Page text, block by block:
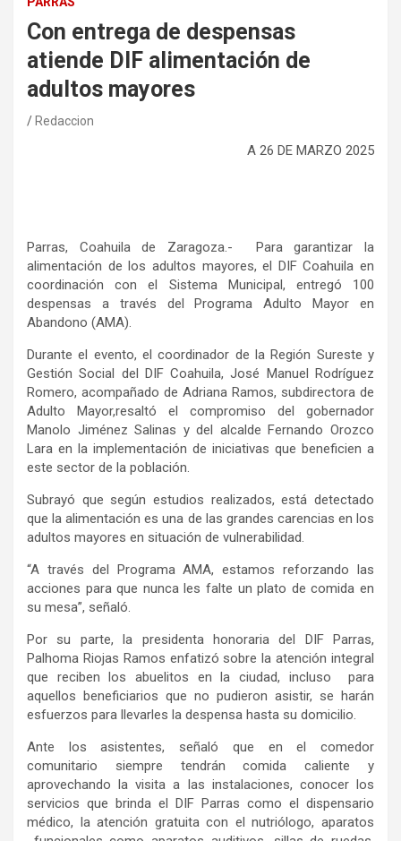
Con entrega de despensas
atiende DIF alimentación de
adultos mayores
Redaccion
A 26 DE MARZO 2025
Parras, Coahuila de Zaragoza.- Para garantizar la
alimentación de los adultos mayores, el DIF Coahuila en
coordinación con el Sistema Municipal, entregó 100
despensas a través del Programa Adulto Mayor en
Abandono (AMA).
Durante el evento, el coordinador de la Región Sureste y
Gestión Social del DIF Coahuila, José Manuel Rodríguez
Romero, acompañado de Adriana Ramos, subdirectora de
Adulto Mayor,resaltó el compromiso del gobernador
Manolo Jiménez Salinas y del alcalde Fernando Orozco
Lara en la implementación de iniciativas que beneficien a
este sector de la población.
Subrayó que según estudios realizados, está detectado
que la alimentación es una de las grandes carencias en los
adultos mayores en situación de vulnerabilidad.
“A través del Programa AMA, estamos reforzando l as
acciones para que nunca les falte un plato de comida en
su mesa”, señaló.
Por su parte, la presidenta honoraria del DIF Parras,
Palhoma Riojas Ramos enfatizó sobre la atención integral
que reciben los abuelitos en la ciudad, incluso para
aquellos beneficiarios que no pudieron asistir, se harán
esfuerzos para llevarles la despensa hasta su domicilio.
Ante los asistentes, señaló que en el comedor
comunitario siempre tendrán comida caliente y
aprovechando la visita a las instalaciones, conocer los
servicios que brinda el DIF Parras como el dispensario
médico, la atención gratuita con el nutriólogo, aparatos